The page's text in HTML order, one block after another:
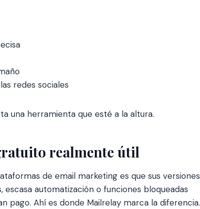
redes sociales
una herramienta que esté a la altura.
realmente útil
de email marketing es que sus versiones
automatización o funciones bloqueadas
pago. Ahí es donde Mailrelay marca la diferencia.